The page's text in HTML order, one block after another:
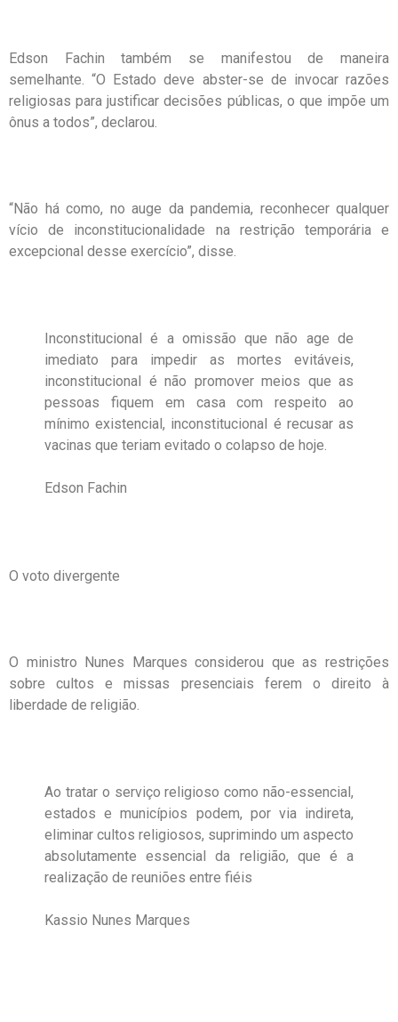
Edson Fachin também se manifestou de maneira
semelhante. “O Estado deve abster-se de invocar razões
religiosas para justificar decisões públicas, o que impõe um
ônus a todos”, declarou.
“Não há como, no auge da pandemia, reconhecer qualquer
vício de inconstitucionalidade na restrição temporária e
excepcional desse exercício”, disse.
Inconstitucional é a omissão que não age de
imediato para impedir as mortes evitáveis,
inconstitucional é não promover meios que as
pessoas fiquem em casa com respeito ao
mínimo existencial, inconstitucional é recusar as
vacinas que teriam evitado o colapso de hoje.
Edson Fachin
O voto divergente
O ministro Nunes Marques considerou que as restrições
sobre cultos e missas presenciais ferem o direito à
liberdade de religião.
Ao tratar o serviço religioso como não-essencial,
estados e municípios podem, por via indireta,
eliminar cultos religiosos, suprimindo um aspecto
absolutamente essencial da religião, que é a
realização de reuniões entre fiéis
Kassio Nunes Marques